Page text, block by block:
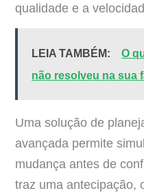
qualidade e a
LEIA TAMBÉM:
O
não resolveu na sua
Uma solução de
avançada permite
mudança antes de
traz uma antecipação,